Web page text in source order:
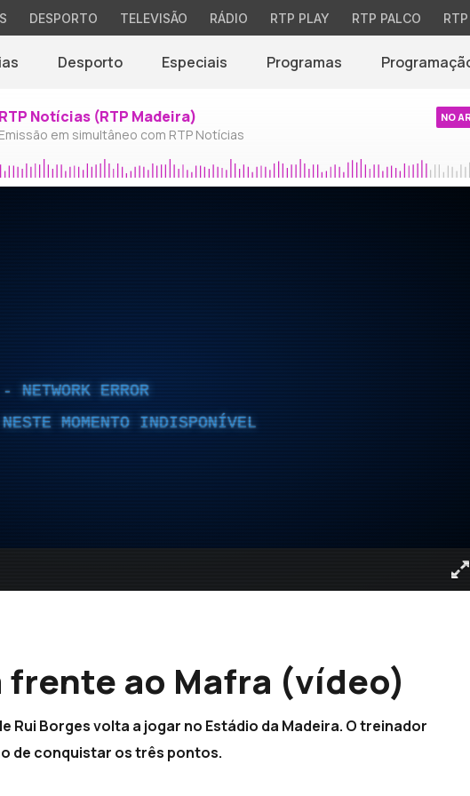
DESPORTO TELEVISÃO RÁDIO RTP PLAY RTP PALCO
Desporto Especiais Programas
RTP Notícias (RTP Madeira)
Emissão em simultâneo com RTP Notícias
NO AR
ERROR
MOMENTO INDISPONÍVEL
ao Mafra (vídeo)
Rui Borges volta a jogar no Estádio da Madeira. O treinador
de conquistar os três pontos.